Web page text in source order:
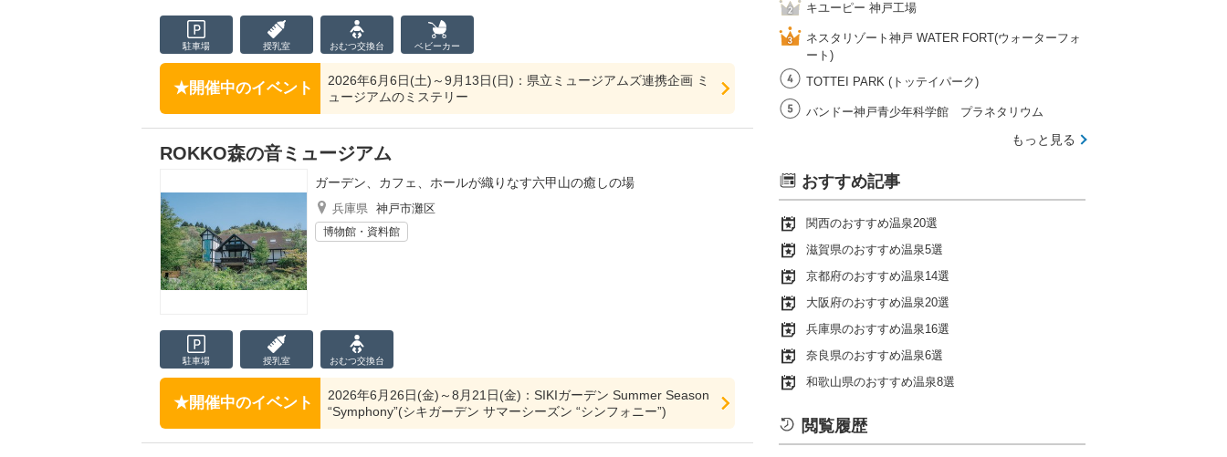
駐車場 授乳室 おむつ交換台 ベビーカー
開催中のイベント
2026年6月6日(土)～9月13日(日)：県立ミュージアムズ連携企画 ミ
ュージアムのミステリー
ROKKO森の音ミュージアム
ガーデン、カフェ、ホールが織りなす六甲山の癒しの場
兵庫県 神戸市灘区
博物館・資料館
駐車場 授乳室 おむつ交換台
開催中のイベント
2026年6月26日(金)～8月21日(金)：SIKIガーデン Summer Season
“Symphony”(シキガーデン サマーシーズン “シンフォニー”)
キユーピー 神戸工場
ネスタリゾート神戸 WATER FORT(ウォーターフォ
ート)
TOTTEI PARK (トッテイパーク)
バンドー神戸青少年科学館 プラネタリウム
もっと見る
おすすめ記事
関西のおすすめ温泉20選
滋賀県のおすすめ温泉5選
京都府のおすすめ温泉14選
大阪府のおすすめ温泉20選
兵庫県のおすすめ温泉16選
奈良県のおすすめ温泉6選
和歌山県のおすすめ温泉8選
閲覧履歴